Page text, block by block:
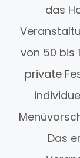
das
von 50 bis
private
Das